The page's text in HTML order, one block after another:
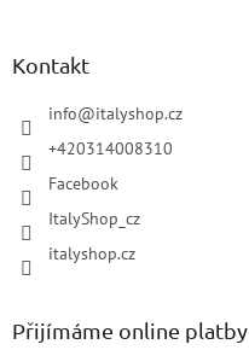
Kontakt
info@italyshop.cz
+420314008310
Facebook
ItalyShop_cz
italyshop.cz
Přijímáme online platby